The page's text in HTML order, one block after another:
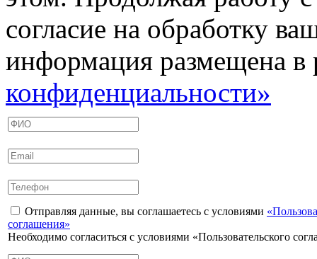
согласие на обработку
информация размещена в
конфиденциальности»
Отправляя данные, вы соглашаетесь с условиями
соглашения»
Необходимо согласиться с условиями «Пользовательского